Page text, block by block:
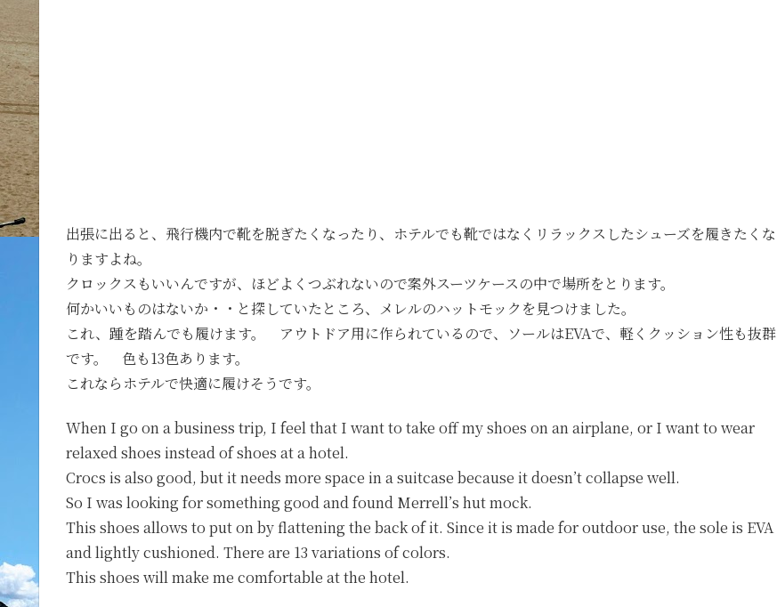
出張に出ると、飛行機内で靴を脱ぎたくなったり、ホテルでも靴ではなくリラックスしたシューズを履きたくな
りますよね。
クロックスもいいんですが、ほどよくつぶれないので案外スーツケースの中で場所をとります。
何かいいものはないか・・と探していたところ、メレルのハットモックを見つけました。
これ、踵を踏んでも履けます。 アウトドア用に作られているので、ソールはEVAで、軽くクッション性も抜群
です。 色も13色あります。
これならホテルで快適に履けそうです。
When I go on a business trip, I feel that I want to take off my shoes on an airplane, or I want to wear
relaxed shoes instead of shoes at a hotel.
Crocs is also good, but it needs more space in a suitcase because it doesn’t collapse well.
So I was looking for something good and found Merrell’s hut mock.
This shoes allows to put on by flattening the back of it. Since it is made for outdoor use, the sole is EVA
and lightly cushioned. There are 13 variations of colors.
This shoes will make me comfortable at the hotel.